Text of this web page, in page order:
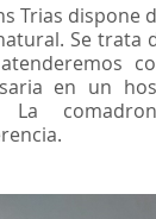
Trias dispone
Se trata
en un
La